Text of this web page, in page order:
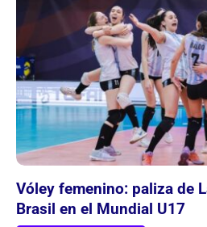
Vóley femenino: paliza de
Brasil en el Mundial U17